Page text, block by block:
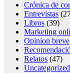
Crónica de
Entrevistas
Libros (39)
Marketing
Opinion breve
Relatos (47)
Uncategorized